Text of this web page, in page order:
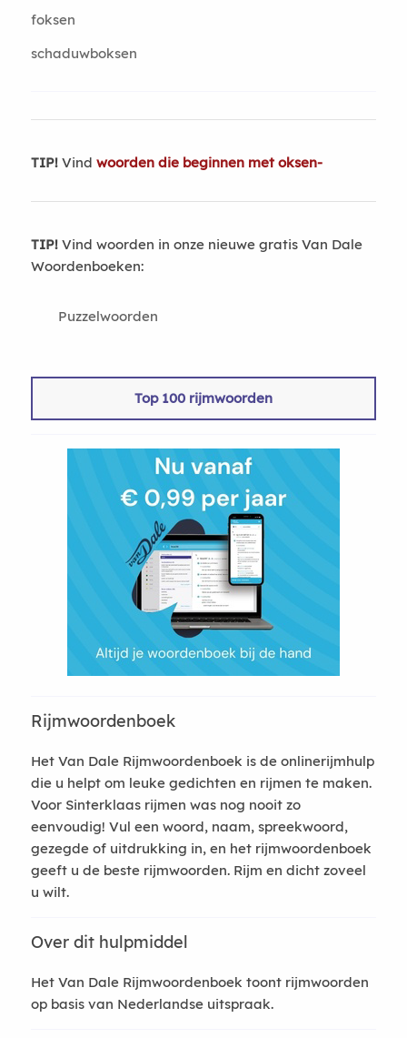
foksen
schaduwboksen
TIP!Vind woorden die beginnen met oksen-
TIP!Vind woorden in onze nieuwe gratis Van Dale
Woordenboeken:
Puzzelwoorden
Top 100 rijmwoorden
Rijmwoordenboek
Het Van Dale Rijmwoordenboek is de onlinerijmhulp
die u helpt om leuke gedichten en rijmen te maken.
Voor Sinterklaas rijmen was nog nooit zo
eenvoudig! Vul een woord, naam, spreekwoord,
gezegde of uitdrukking in, en het rijmwoordenboek
geeft u de beste rijmwoorden. Rijm en dicht zoveel
u wilt.
Over dit hulpmiddel
Het Van Dale Rijmwoordenboek toont rijmwoorden
op basis van Nederlandse uitspraak.